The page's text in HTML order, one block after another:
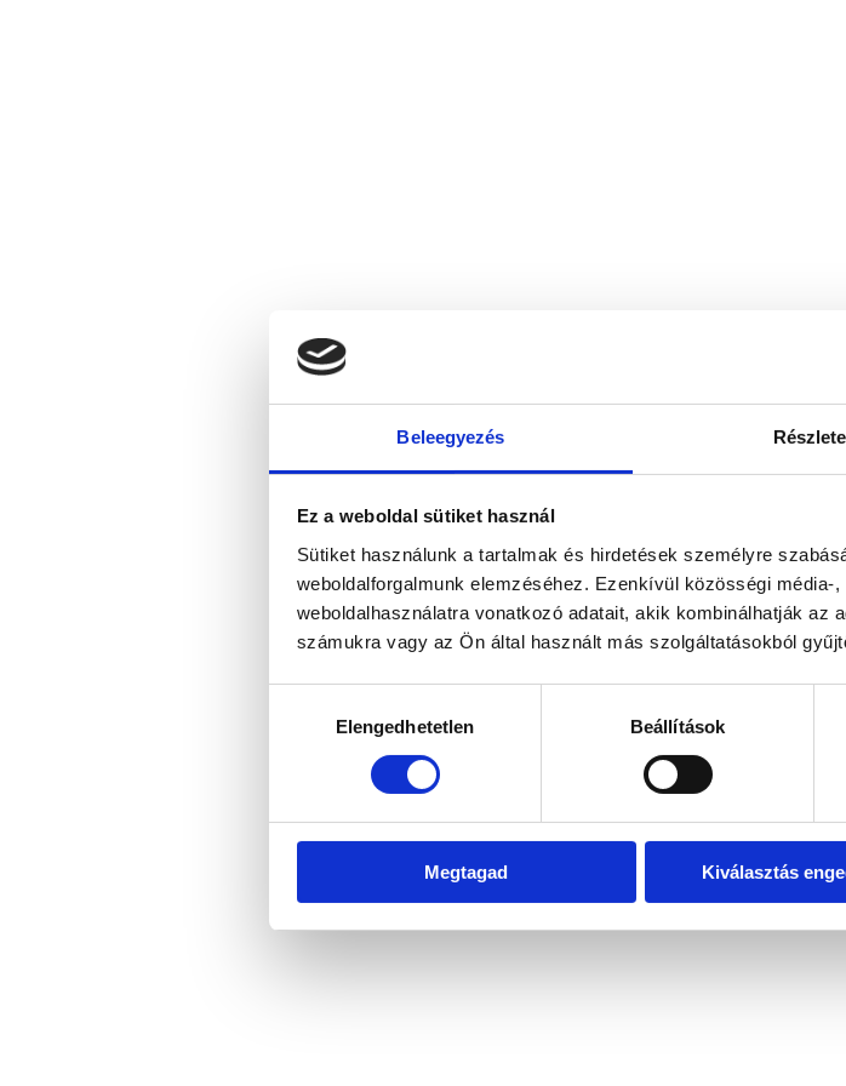
Beleegyezés
Ez a weboldal sütiket használ
Sütiket használunk a tartalmak és hirdetések személyre
weboldalforgalmunk elemzéséhez. Ezenkívül közösségi
weboldalhasználatra vonatkozó adatait, akik kombinálhatják az
számukra vagy az Ön által használt más szolgáltatásokból
kiválasztásaElengedhetetlen Beállítások
Megtagad Kiválasztás
Application error: a client-side exception has occurred while loading